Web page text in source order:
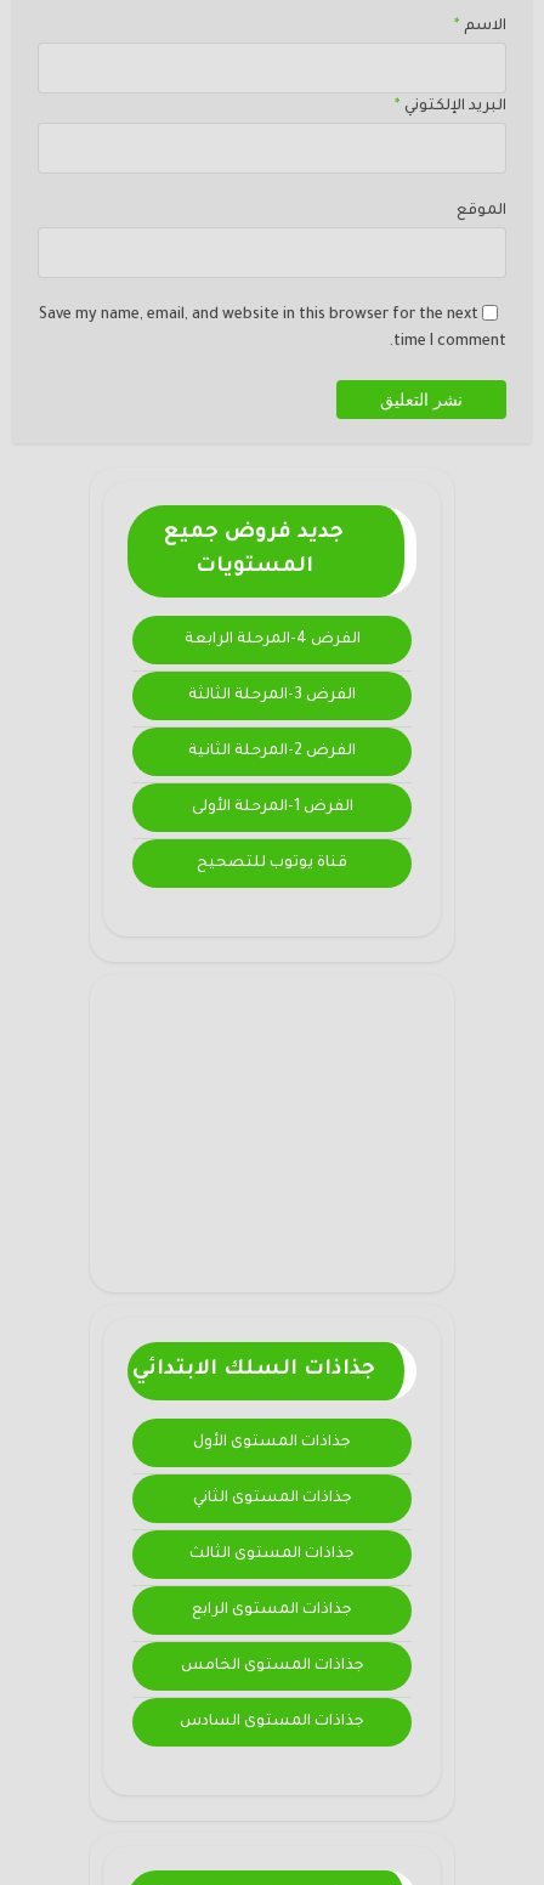
الاسم *
البريد الإلكتوني *
الموقع
Save my name, email, and website in this browser for the next
time I comment.
جديد فروض جميع
المستويات
الفرض 4-المرحلة الرابعة
الفرض 3-المرحلة الثالثة
الفرض 2-المرحلة الثانية
الفرض 1-المرحلة الأولى
قناة يوتوب للتصحيح
جذاذات السلك الابتدائي
جذاذات المستوى الأول
جذاذات المستوى الثاني
جذاذات المستوى الثالث
جذاذات المستوى الرابع
جذاذات المستوى الخامس
جذاذات المستوى السادس